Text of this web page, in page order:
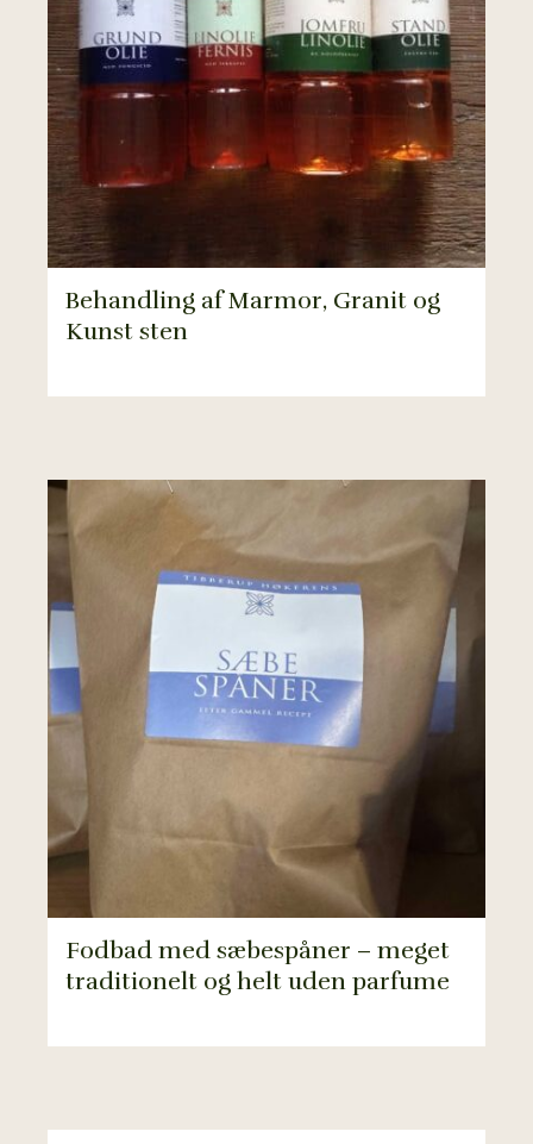
Behandling af Marmor, Granit og
Kunst sten
Fodbad med sæbespåner – meget
traditionelt og helt uden parfume